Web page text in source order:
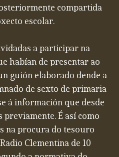
compartida
escolar.
a participar na
habían de presentar ao
guión elaborado dende a
de sexto de primaria
á información que desde
previamente. É así como
na procura do tesouro
Clementina de 10